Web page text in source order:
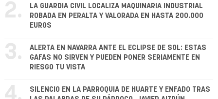
2.
LA GUARDIA CIVIL LOCALIZA MAQUINARIA INDUSTRIAL
ROBADA EN PERALTA Y VALORADA EN HASTA 200.000
EUROS
3.
ALERTA EN NAVARRA ANTE EL ECLIPSE DE SOL: ESTAS
GAFAS NO SIRVEN Y PUEDEN PONER SERIAMENTE EN
RIESGO TU VISTA
SILENCIO EN LA PARROQUIA DE HUARTE Y ENFADO TRAS